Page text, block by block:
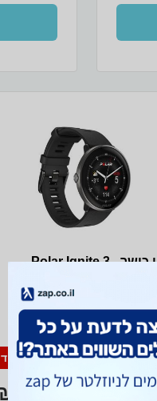
שעון כושר - Polar Ignite 3
שעון כושר Polar Ignite 3 טיטניום
שחור/כסף התחילו את יומכם במרץ
מוגבר עם Polar Ignite 3 – שעון כושר
חיים מודרני-קלאסי המעניק לכם
בהתאמה אישית לגופכם
נטרו את השינה שלכם ותוכלו
תובנות שיעניינו אתכם על מסך
מחיר מיוחד
1,669 ₪